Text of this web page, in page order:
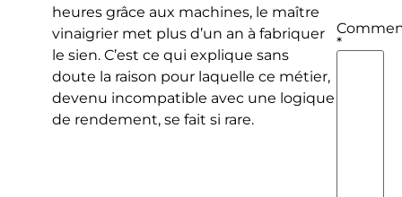
heures grâce aux machines, le maître
vinaigrier met plus d’un an à fabriquer
le sien. C’est ce qui explique sans
doute la raison pour laquelle ce métier,
devenu incompatible avec une logique
de rendement, se fait si rare.
*